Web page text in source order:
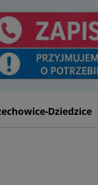
Dziedzice